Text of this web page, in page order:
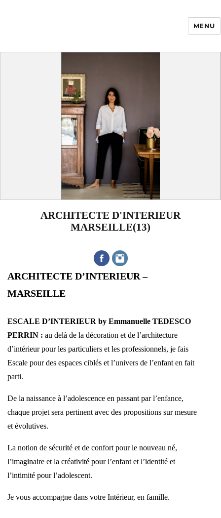
Enfance Made in
MENU
ARCHITECTE D'INTERIEUR
MARSEILLE(13)
ARCHITECTE D’INTERIEUR –
MARSEILLE
ESCALE D’INTERIEUR by Emmanuelle TEDESCO
PERRIN : au delà de la décoration et de l’architecture
d’intérieur pour les particuliers et les professionnels, je fais
Escale pour des espaces ciblés et l’univers de l’enfant en fait
parti.
De la naissance à l’adolescence en passant par l’enfance,
chaque projet sera pertinent avec des propositions sur mesure
et évolutives.
La notion de sécurité et de confort pour le nouveau né,
l’imaginaire et la créativité pour l’enfant et l’identité et
l’intimité pour l’adolescent.
Je vous accompagne dans votre Intérieur, en famille.